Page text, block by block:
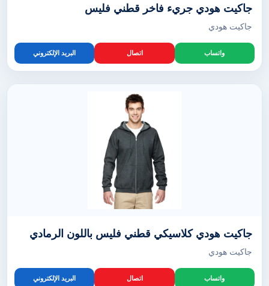
جاكيت هودي جريء فاخر قطني فليس
جاكيت هودي
واتساب اتصال البريد الإلكتروني
جاكيت هودي كلاسيكي قطني فليس باللون الرمادي
جاكيت هودي
واتساب اتصال البريد الإلكتروني